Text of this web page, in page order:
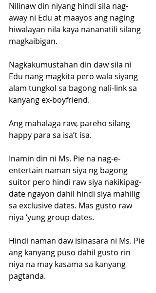
Nilinaw din niyang hindi sila nag-
away ni Edu at maayos ang naging
hiwalayan nila kaya nananatili silang
magkaibigan.
Nagkakumustahan din daw sila ni
Edu nang magkita pero wala siyang
alam tungkol sa bagong nali-link sa
kanyang ex-boyfriend.
Ang mahalaga raw, pareho silang
happy para sa isa’t isa.
Inamin din ni Ms. Pie na nag-e-
entertain naman siya ng bagong
suitor pero hindi raw siya nakikipag-
date ngayon dahil hindi siya mahilig
sa exclusive dates. Mas gusto raw
niya ‘yung group dates.
Hindi naman daw isinasara ni Ms. Pie
ang kanyang puso dahil gusto rin
niya na may kasama sa kanyang
pagtanda.